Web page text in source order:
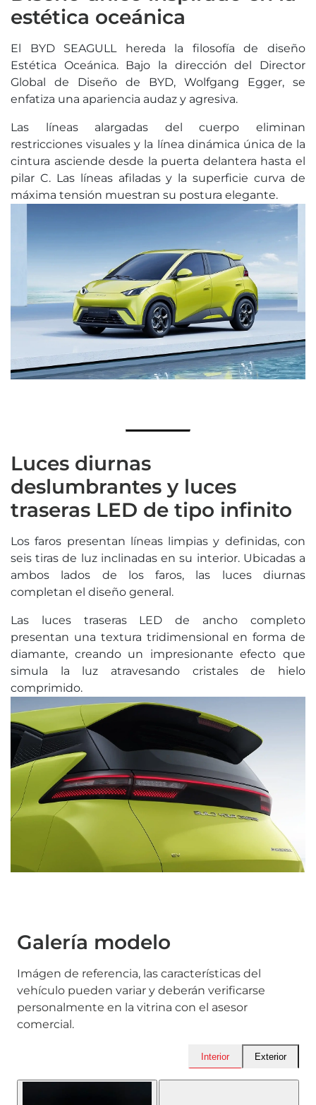
estética oceánica
El BYD SEAGULL hereda la filosofía de diseño
Estética Oceánica. Bajo la dirección del Director
Global de Diseño de BYD, Wolfgang Egger, se
enfatiza una apariencia audaz y agresiva.
Las líneas alargadas del cuerpo eliminan
restricciones visuales y la línea dinámica única de la
cintura asciende desde la puerta delantera hasta el
pilar C. Las líneas afiladas y la superficie curva de
máxima tensión muestran su postura elegante.
Luces diurnas
deslumbrantes y luces
traseras LED de tipo infinito
Los faros presentan líneas limpias y definidas, con
seis tiras de luz inclinadas en su interior. Ubicadas a
ambos lados de los faros, las luces diurnas
completan el diseño general.
Las luces traseras LED de ancho completo
presentan una textura tridimensional en forma de
diamante, creando un impresionante efecto que
simula la luz atravesando cristales de hielo
comprimido.
Galería modelo
Imágen de referencia, las características del
vehículo pueden variar y deberán verificarse
personalmente en la vitrina con el asesor
comercial.
Interior Exterior